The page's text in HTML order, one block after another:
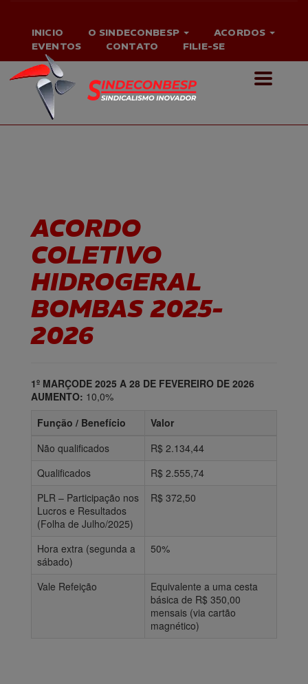
INICIO O SINDECONBESP
ACORDOS
EVENTOS
CONTATO FILIE-SE
ACORDO
COLETIVO
HIDROGERAL
BOMBAS 2025-
2026
1º MARÇODE 2025 A 28 DE FEVEREIRO DE 2026
AUMENTO: 10,0%
Função / Benefício
Valor
Não qualificados
R$ 2.134,44
Qualificados
R$ 2.555,74
PLR – Participação nos
Lucros e Resultados
(Folha de Julho/2025)
R$ 372,50
Hora extra (segunda a
sábado)
50%
Vale Refeição
Equivalente a uma cesta
básica de R$ 350,00
mensais (via cartão
magnético)